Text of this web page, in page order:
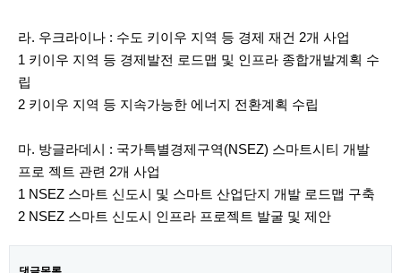
라. 우크라이나 : 수도 키이우 지역 등 경제 재건 2개 사업
1 키이우 지역 등 경제발전 로드맵 및 인프라 종합개발계획 수
립
2 키이우 지역 등 지속가능한 에너지 전환계획 수립
마. 방글라데시 : 국가특별경제구역(NSEZ) 스마트시티 개발
프로 젝트 관련 2개 사업
1 NSEZ 스마트 신도시 및 스마트 산업단지 개발 로드맵 구축
2 NSEZ 스마트 신도시 인프라 프로젝트 발굴 및 제안